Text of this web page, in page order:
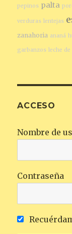
pepinos palta
verduras lentejas
zanahoria ananá
garbanzos leche de
ACCESO
Nombre de
Contraseña